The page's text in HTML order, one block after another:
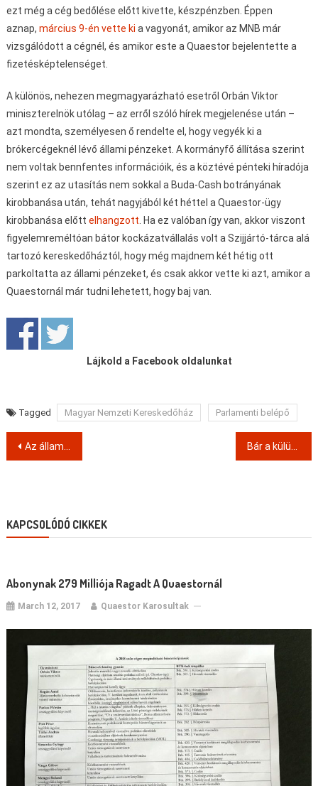
ezt még a cég bedőlése előtt kivette, készpénzben. Éppen
aznap, március 9-én vette ki a vagyonát, amikor az MNB már
vizsgálódott a cégnél, és amikor este a Quaestor bejelentette a
fizetésképtelenséget.
A különös, nehezen megmagyarázható esetről Orbán Viktor
miniszterelnök utólag – az erről szóló hírek megjelenése után –
azt mondta, személyesen ő rendelte el, hogy vegyék ki a
brókercégeknél lévő állami pénzeket. A kormányfő állítása szerint
nem voltak bennfentes információik, és a köztévé pénteki híradója
szerint ez az utasítás nem sokkal a Buda-Cash botrányának
kirobbanása után, tehát nagyjából két héttel a Quaestor-ügy
kirobbanása előtt elhangzott . Ha ez valóban így van, akkor viszont
figyelemreméltóan bátor kockázatvállalás volt a Szijjártó-tárca alá
tartozó kereskedőháztól, hogy még majdnem két hétig ott
parkoltatta az állami pénzeket, és csak akkor vette ki azt, amikor a
Quaestornál már tudni lehetett, hogy baj van.
Lájkold a Facebook oldalunkat
Tagged Magyar Nemzeti Kereskedőház Parlamenti belépő
Post
Az állam toborzott külföldi befektetőket a Quaestor irreális ingatlanprojektjéhez
KAPCSOLÓDÓ CIKKEK
Abonynak 279 Milliója Ragadt A Quaestornál
March 12, 2017 Quaestor Karosultak